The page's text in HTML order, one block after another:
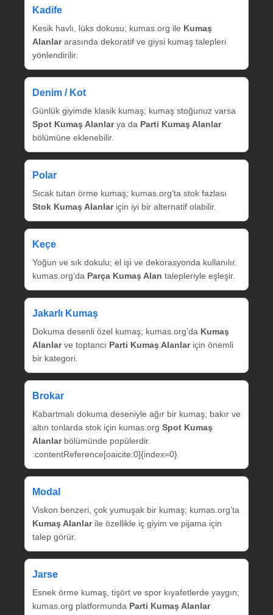
Kadife
Kesik havlı, lüks dokusu; kumas.org ile Kumaş
Alanlararasında dekoratif ve giysi kumaş talepleri
yönlendirilir.
Denim / Kot
Günlük giyimde klasik kumaş; kumaş stoğunuz varsa
Spot Kumaş Alanlarya da Parti Kumaş Alanlar
bölümüne eklenebilir.
Polar
Sıcak tutan örme kumaş; kumas.org’ta stok fazlası
Stok Kumaş Alanlariçin iyi bir alternatif olabilir.
Keçe
Yoğun ve sık dokulu; el işi ve dekorasyonda kullanılır.
kumas.org’da Parça Kumaş Alan talepleriyle eşleşir.
Jakarlı Kumaş
Dokuma desenli özel kumaş; kumas.org’da Kumaş
Alanlarve toptancı Parti Kumaş Alanlariçin önemli
bir kategori.
Brokar
Kabartmalı dokuma deseniyle ağır bir kumaş; bakır ve
altın tonlarda stok için kumas.org Spot Kumaş
Alanlarbölümünde popülerdir.
:contentReference[oaicite:0]{index=0}
Modal
Viskon benzeri, çok yumuşak bir kumaş; kumas.org’ta
Kumaş Alanlarile özellikle iç giyim ve pijama için
talep görür.
Jarse
Esnek örme kumaş, tişört ve spor kıyafetlerde yaygın;
kumas.org platformunda Parti Kumaş Alanlar